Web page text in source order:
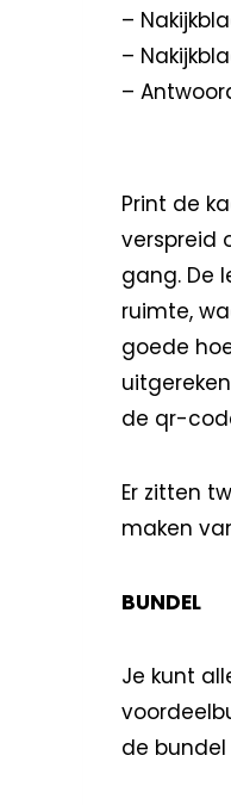
–
–
–
Print de
verspreid
gang. De
ruimte,
goede
de qr-
Er zitten
maken
BUNDEL
Je kunt
de bundel